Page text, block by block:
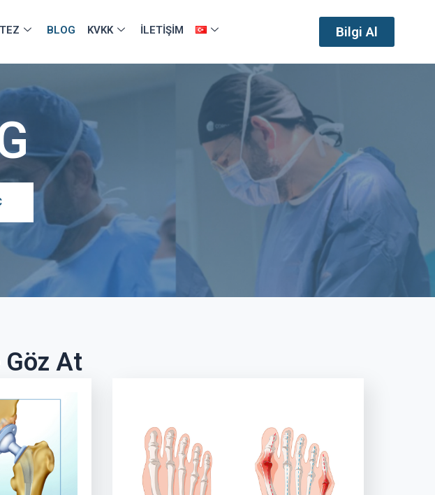
BLOG KVKK İLETIŞIM Bilgi Al
At